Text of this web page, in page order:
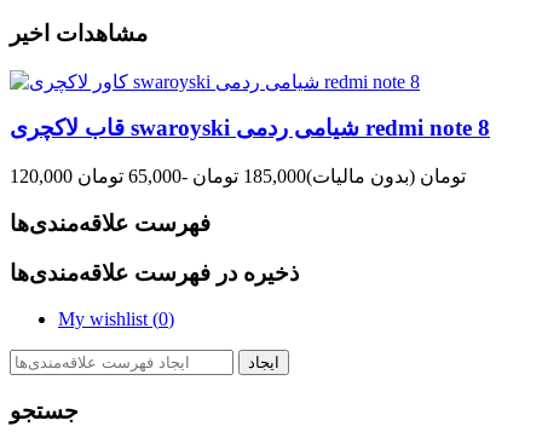
مشاهدات اخیر
قاب لاکچری swaroyski شیامی ردمی redmi note 8
120,000 تومان (بدون مالیات)185,000 تومان -65,000 تومان
فهرست علاقه‌مندی‌ها
ذخیره در فهرست علاقه‌مندی‌ها
My wishlist (0)
ایجاد
جستجو